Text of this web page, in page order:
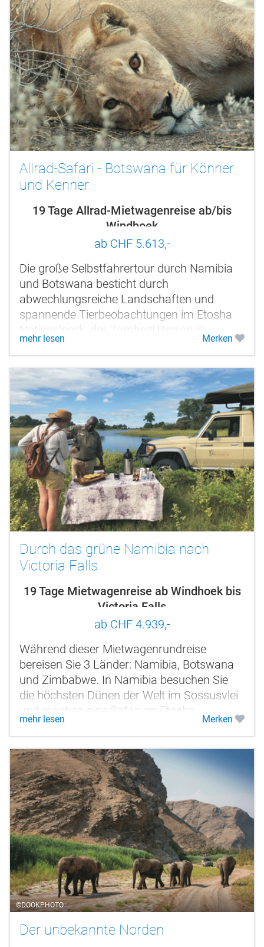
Allrad-Safari - Botswana für Könner
und Kenner
19 Tage Allrad-Mietwagenreise ab/bis
Windhoek
ab CHF 5.613,-
Die große Selbstfahrertour durch Namibia
und Botswana besticht durch
abwechlungsreiche Landschaften und
spannende Tierbeobachtungen im Etosha
Nationalpark, der Zambezi Region in
Namibia und den tierreichen Nationalparks
Botswanas....
mehr lesen Merken
Durch das grüne Namibia nach
Victoria Falls
19 Tage Mietwagenreise ab Windhoek bis
Victoria Falls
ab CHF 4.939,-
Während dieser Mietwagenrundreise
bereisen Sie 3 Länder: Namibia, Botswana
und Zimbabwe. In Namibia besuchen Sie
die höchsten Dünen der Welt im Sossusvlei
und machen eine Safari im Etosha
Nationalpark. Sie reisen durch die grüne...
mehr lesen Merken
©DOOKPHOTO
Der unbekannte Norden